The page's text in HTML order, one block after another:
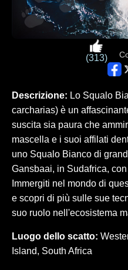
(313)
Descrizione: Lo Squalo
carcharias) è un
suscita sia paura che
mascella e i suoi affilati
uno Squalo Bianco di
Gansbaai, in Sudafrica,
Immergiti nel mondo di
e scopri di più sulle sue
suo ruolo nell'ecosistema
Luogo dello scatto:
Island, South Africa